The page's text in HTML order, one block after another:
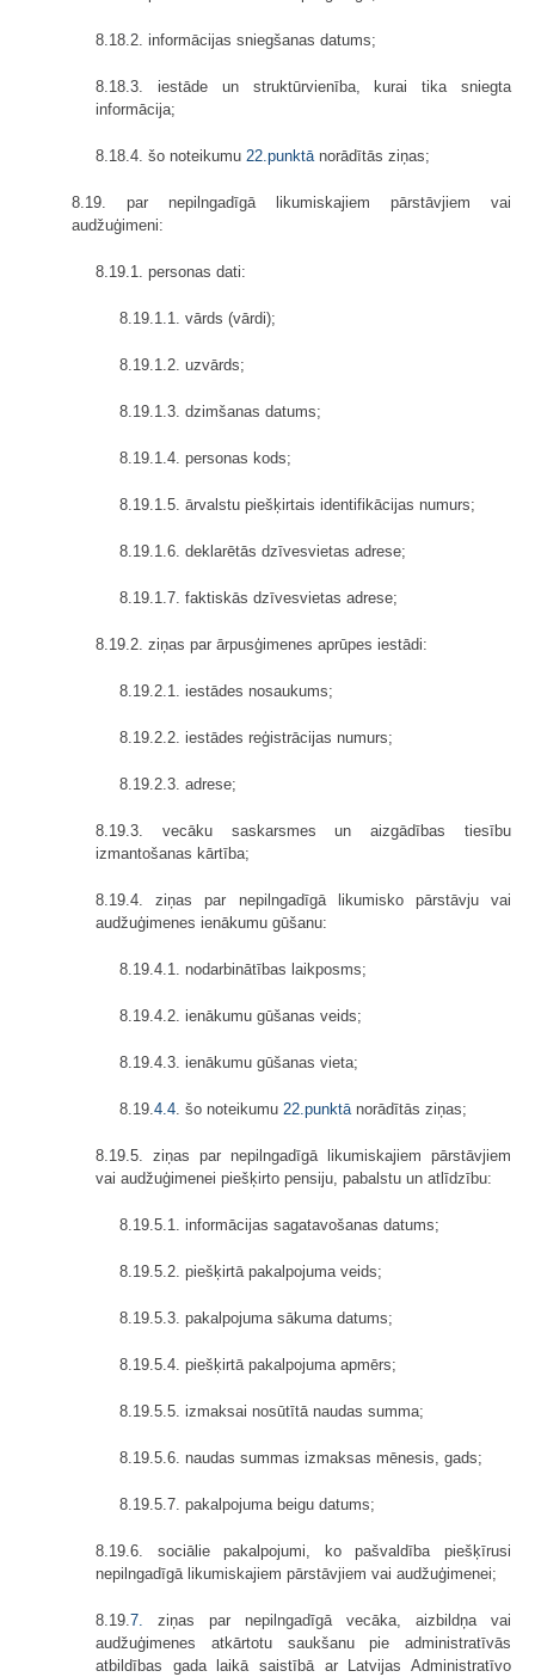
8.18.2. informācijas sniegšanas datums;
8.18.3. iestāde un struktūrvienība, kurai tika sniegta
informācija;
8.18.4. šo noteikumu 22.punktānorādītās ziņas;
8.19. par nepilngadīgā likumiskajiem pārstāvjiem vai
audžuģimeni:
8.19.1. personas dati:
8.19.1.1. vārds (vārdi);
8.19.1.2. uzvārds;
8.19.1.3. dzimšanas datums;
8.19.1.4. personas kods;
8.19.1.5. ārvalstu piešķirtais identifikācijas numurs;
8.19.1.6. deklarētās dzīvesvietas adrese;
8.19.1.7. faktiskās dzīvesvietas adrese;
8.19.2. ziņas par ārpusģimenes aprūpes iestādi:
8.19.2.1. iestādes nosaukums;
8.19.2.2. iestādes reģistrācijas numurs;
8.19.2.3. adrese;
8.19.3. vecāku saskarsmes un aizgādības tiesību
izmantošanas kārtība;
8.19.4. ziņas par nepilngadīgā likumisko pārstāvju vai
audžuģimenes ienākumu gūšanu:
8.19.4.1. nodarbinātības laikposms;
8.19.4.2. ienākumu gūšanas veids;
8.19.4.3. ienākumu gūšanas vieta;
8.19.4.4. šo noteikumu 22.punktānorādītās ziņas;
8.19.5. ziņas par nepilngadīgā likumiskajiem pārstāvjiem
vai audžuģimenei piešķirto pensiju, pabalstu un atlīdzību:
8.19.5.1. informācijas sagatavošanas datums;
8.19.5.2. piešķirtā pakalpojuma veids;
8.19.5.3. pakalpojuma sākuma datums;
8.19.5.4. piešķirtā pakalpojuma apmērs;
8.19.5.5. izmaksai nosūtītā naudas summa;
8.19.5.6. naudas summas izmaksas mēnesis, gads;
8.19.5.7. pakalpojuma beigu datums;
8.19.6. sociālie pakalpojumi, ko pašvaldība piešķīrusi
nepilngadīgā likumiskajiem pārstāvjiem vai audžuģimenei;
8.19.7. ziņas par nepilngadīgā vecāka, aizbildņa vai
audžuģimenes atkārtotu saukšanu pie administratīvās
atbildības gada laikā saistībā ar Latvijas Administratīvo